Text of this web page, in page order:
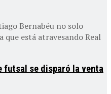
Bernabéu no solo
está atravesando Real
futsal se disparó la venta